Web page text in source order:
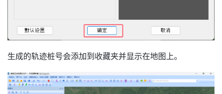
生成的轨迹桩号会添加到收藏夹并显示在地图上。